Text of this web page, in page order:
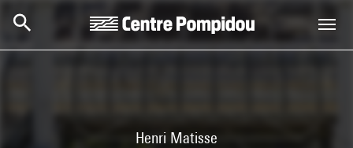
Henri Matisse